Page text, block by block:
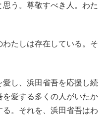
う。尊敬すべき人。わた
たしは存在している。そ
し、浜田省吾を応援し続
愛する多くの人がいたか
。それを、浜田省吾はわ